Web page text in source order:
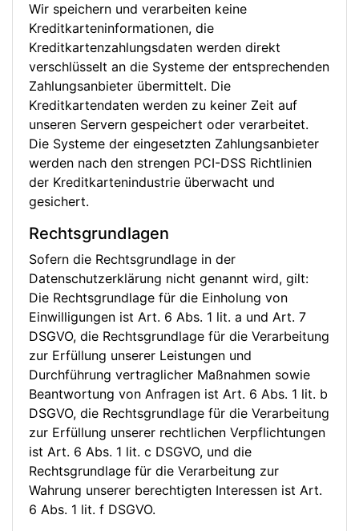
Wir speichern und verarbeiten keine
Kreditkarteninformationen, die
Kreditkartenzahlungsdaten werden direkt
verschlüsselt an die Systeme der entsprechenden
Zahlungsanbieter übermittelt. Die
Kreditkartendaten werden zu keiner Zeit auf
unseren Servern gespeichert oder verarbeitet.
Die Systeme der eingesetzten Zahlungsanbieter
werden nach den strengen PCI-DSS Richtlinien
der Kreditkartenindustrie überwacht und
gesichert.
Rechtsgrundlagen
Sofern die Rechtsgrundlage in der
Datenschutzerklärung nicht genannt wird, gilt:
Die Rechtsgrundlage für die Einholung von
Einwilligungen ist Art. 6 Abs. 1 lit. a und Art. 7
DSGVO, die Rechtsgrundlage für die Verarbeitung
zur Erfüllung unserer Leistungen und
Durchführung vertraglicher Maßnahmen sowie
Beantwortung von Anfragen ist Art. 6 Abs. 1 lit. b
DSGVO, die Rechtsgrundlage für die Verarbeitung
zur Erfüllung unserer rechtlichen Verpflichtungen
ist Art. 6 Abs. 1 lit. c DSGVO, und die
Rechtsgrundlage für die Verarbeitung zur
Wahrung unserer berechtigten Interessen ist Art.
6 Abs. 1 lit. f DSGVO.